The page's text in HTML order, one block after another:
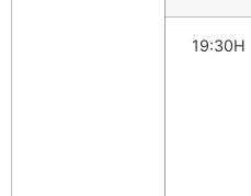
19:30H